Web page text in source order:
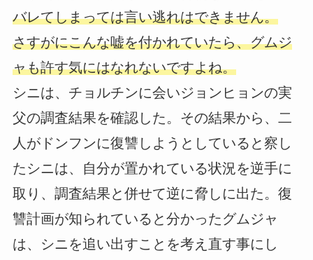
バレてしまっては言い逃れはできません。
さすがにこんな嘘を付かれていたら、グムジ
ャも許す気にはなれないですよね。
シニは、チョルチンに会いジョンヒョンの実
父の調査結果を確認した。その結果から、二
人がドンフンに復讐しようとしていると察し
たシニは、自分が置かれている状況を逆手に
取り、調査結果と併せて逆に脅しに出た。復
讐計画が知られていると分かったグムジャ
は、シニを追い出すことを考え直す事にし